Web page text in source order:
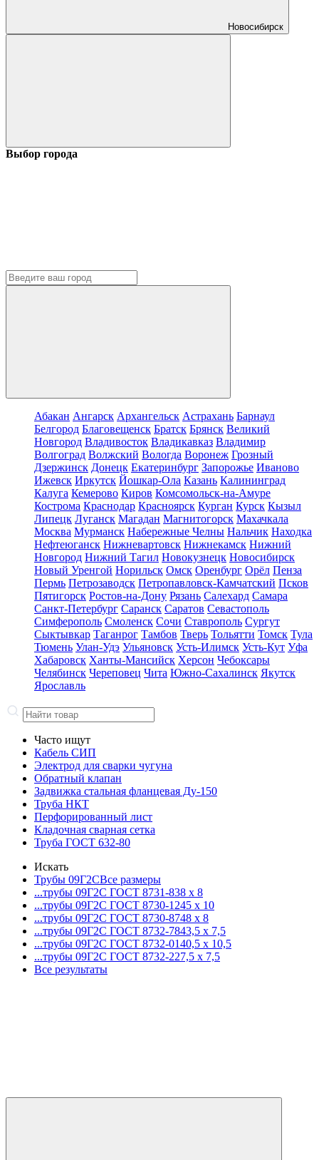
Новосибирск
Выбор города
Абакан Ангарск Архангельск Астрахань Барнаул
Белгород Благовещенск Братск Брянск Великий
Новгород Владивосток Владикавказ Владимир
Волгоград Волжский Вологда Воронеж Грозный
Дзержинск Донецк Екатеринбург Запорожье Иваново
Ижевск Иркутск Йошкар-Ола Казань Калининград
Калуга Кемерово Киров Комсомольск-на-Амуре
Кострома Краснодар Красноярск Курган Курск Кызыл
Липецк Луганск Магадан Магнитогорск Махачкала
Москва Мурманск Набережные Челны Нальчик Находка
Нефтеюганск Нижневартовск Нижнекамск Нижний
Новгород Нижний Тагил Новокузнецк Новосибирск
Новый Уренгой Норильск Омск Оренбург Орёл Пенза
Пермь Петрозаводск Петропавловск-Камчатский Псков
Пятигорск Ростов-на-Дону Рязань Салехард Самара
Санкт-Петербург Саранск Саратов Севастополь
Симферополь Смоленск Сочи Ставрополь Сургут
Сыктывкар Таганрог Тамбов Тверь Тольятти Томск Тула
Тюмень Улан-Удэ Ульяновск Усть-Илимск Усть-Кут Уфа
Хабаровск Ханты-Мансийск Херсон Чебоксары
Челябинск Череповец Чита Южно-Сахалинск Якутск
Ярославль
Часто ищут
Кабель СИП
Электрод для сварки чугуна
Обратный клапан
Задвижка стальная фланцевая Ду-150
Труба НКТ
Перфорированный лист
Кладочная сварная сетка
Труба ГОСТ 632-80
Искать
Трубы 09Г2СВсе размеры
...трубы 09Г2С ГОСТ 8731-838 x 8
...трубы 09Г2С ГОСТ 8730-1245 x 10
...трубы 09Г2С ГОСТ 8730-8748 x 8
...трубы 09Г2С ГОСТ 8732-7843,5 x 7,5
...трубы 09Г2С ГОСТ 8732-0140,5 x 10,5
...трубы 09Г2С ГОСТ 8732-227,5 x 7,5
Все результаты